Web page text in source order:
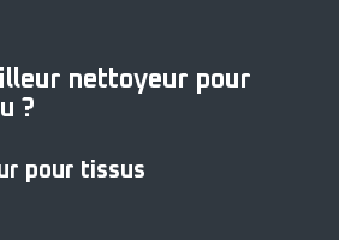
nettoyeur pour
?
pour tissus